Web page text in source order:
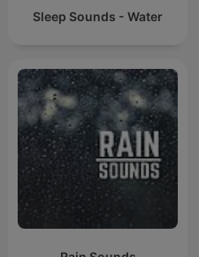
Sleep Sounds - Water